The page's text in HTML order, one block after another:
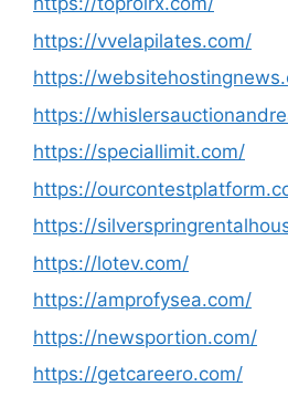
https://vvelapilates.com/
https://
https://
https://speciallimit.com/
https://
https://
https://lotev.com/
https://amprofysea.com/
https://newsportion.com/
https://getcareero.com/